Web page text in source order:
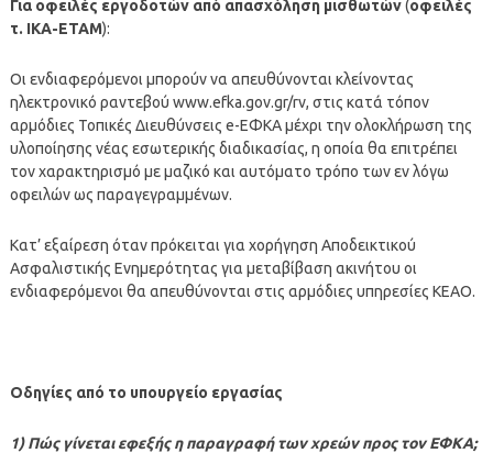
Για οφειλές εργοδοτών από απασχόληση μισθωτών(οφειλές
τ. ΙΚΑ-ΕΤΑΜ):
Οι ενδιαφερόμενοι μπορούν να απευθύνονται κλείνοντας
ηλεκτρονικό ραντεβού www.efka.gov.gr/rv, στις κατά τόπον
αρμόδιες Τοπικές Διευθύνσεις e-ΕΦΚΑ μέχρι την ολοκλήρωση της
υλοποίησης νέας εσωτερικής διαδικασίας, η οποία θα επιτρέπει
τον χαρακτηρισμό με μαζικό και αυτόματο τρόπο των εν λόγω
οφειλών ως παραγεγραμμένων.
Κατ’ εξαίρεση όταν πρόκειται για χορήγηση Αποδεικτικού
Ασφαλιστικής Ενημερότητας για μεταβίβαση ακινήτου οι
ενδιαφερόμενοι θα απευθύνονται στις αρμόδιες υπηρεσίες ΚΕΑΟ.
Οδηγίες από το υπουργείο εργασίας
1) Πώς γίνεται εφεξής η παραγραφή των χρεών προς τον ΕΦΚΑ;